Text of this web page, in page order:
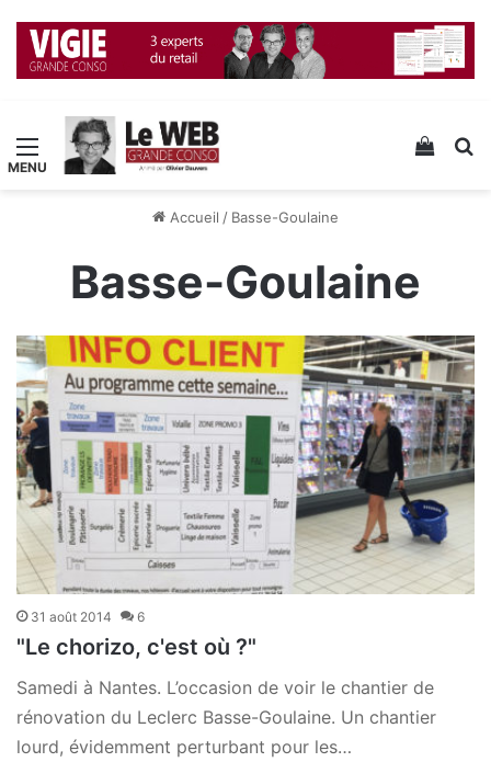
Menu Voir
Accueil / Basse-Goulaine
Basse-Goulaine
31 août 2014 6
"Le chorizo, c'est où ?"
Samedi à Nantes. L’occasion de voir le chantier de
rénovation du Leclerc Basse-Goulaine. Un chantier
lourd, évidemment perturbant pour les…